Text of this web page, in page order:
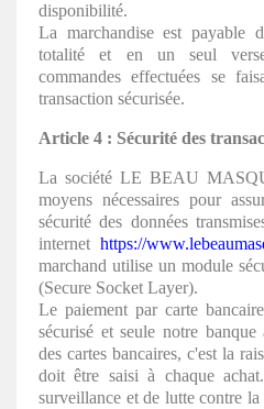
disponibilité.
La marchandise est payable
totalité et en un seul
commandes effectuées se
transaction sécurisée.
Article 4 : Sécurité des
La société LE BEAU
moyens nécessaires pour
sécurité des données
internethttps://
marchand utilise un module
(Secure Socket Layer).
Le paiement par carte
sécurisé et seule notre
des cartes bancaires, c'est la
doit être saisi à chaque
surveillance et de lutte contre